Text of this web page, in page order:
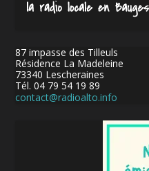
87 impasse des Tilleuls
Résidence La Madeleine
73340 Lescheraines
Tél. 04 79 54 19 89
contact@radioalto.info